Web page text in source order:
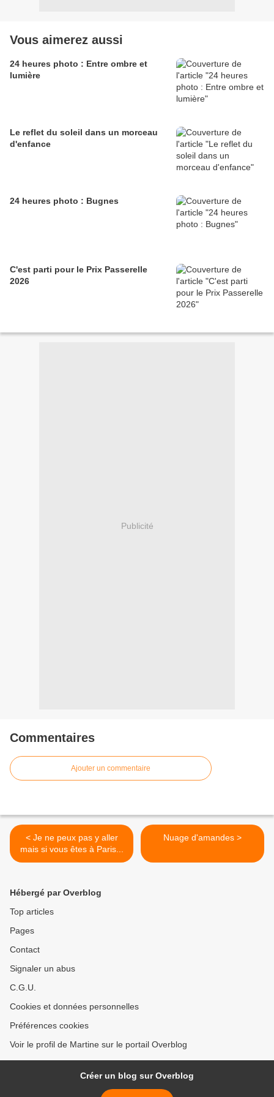
Vous aimerez aussi
24 heures photo : Entre ombre et
lumière
Le reflet du soleil dans un morceau
d'enfance
24 heures photo : Bugnes
C'est parti pour le Prix Passerelle
2026
Publicité
Commentaires
Ajouter un commentaire
< Je ne peux pas y aller
mais si vous êtes à Paris...
Nuage d'amandes >
Hébergé par Overblog
Top articles
Pages
Contact
Signaler un abus
C.G.U.
Cookies et données personnelles
Préférences cookies
Voir le profil de Martine sur le portail Overblog
Créer un blog sur Overblog